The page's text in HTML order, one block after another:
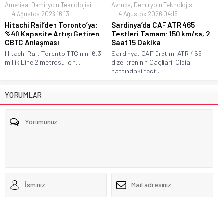
Amerika, Demiryolu Teknolojisi
4 Ağustos 2026 16:13
Hitachi Rail’den Toronto’ya:
%40 Kapasite Artışı Getiren
CBTC Anlaşması
Hitachi Rail, Toronto TTC'nin 16,3
millik Line 2 metrosu için...
Avrupa, Demiryolu Teknolojisi
4 Ağustos 2026 04:15
Sardinya’da CAF ATR 465
Testleri Tamam: 150 km/sa, 2
Saat 15 Dakika
Sardinya, CAF üretimi ATR 465
dizel treninin Cagliari–Olbia
hattındaki test...
YORUMLAR